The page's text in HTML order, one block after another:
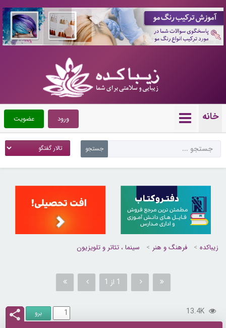
10089105
خانه عضویت ورود
زیباکده فرهنگ و هنر سینما ، تئاتر و تلویزیون
1 از 1
13.4K